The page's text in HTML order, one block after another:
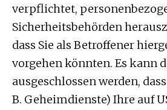
verpflichtet,
Sicherheitsbehörden
dass Sie als Betroffener
vorgehen könnten. Es kann
ausgeschlossen werden,
B. Geheimdienste) Ihre auf